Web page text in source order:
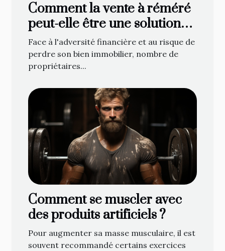
Comment la vente à réméré
peut-elle être une solution
face à la saisie immobilière ?
Face à l'adversité financière et au risque de
perdre son bien immobilier, nombre de
propriétaires...
Comment se muscler avec
des produits artificiels ?
Pour augmenter sa masse musculaire, il est
souvent recommandé certains exercices